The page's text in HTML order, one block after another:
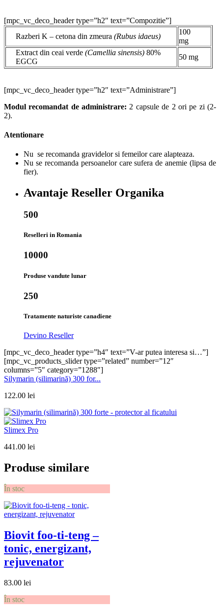
[mpc_vc_deco_header type=”h2″ text=”Compozitie”]
Razberi K – cetona din zmeura (Rubus idaeus)
100
mg
Extract din ceai verde (Camellia sinensis) 80%
EGCG
50 mg
[mpc_vc_deco_header type=”h2″ text=”Administrare”]
Modul recomandat de administrare: 2 capsule de 2 ori pe zi (2-
2).
Atentionare
Nu se recomanda gravidelor si femeilor care alapteaza.
Nu se recomanda persoanelor care sufera de anemie (lipsa de
fier).
Avantaje Reseller Organika
500
Reselleri in Romania
10000
Produse vandute lunar
250
Tratamente naturiste canadiene
Devino Reseller
[mpc_vc_deco_header type=”h4″ text=”V-ar putea interesa si…”]
[mpc_vc_products_slider type=”related” number=”12″
columns=”5″ category=”1288″]
Silymarin (silimarină) 300 for...
122.00 lei
Slimex Pro
441.00 lei
Produse similare
În stoc
Biovit foo-ti-teng –
tonic, energizant,
rejuvenator
83.00 lei
În stoc